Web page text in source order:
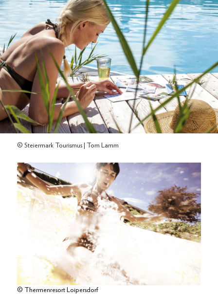
© Steiermark Tourismus | Tom Lamm
© Thermenresort Loipersdorf